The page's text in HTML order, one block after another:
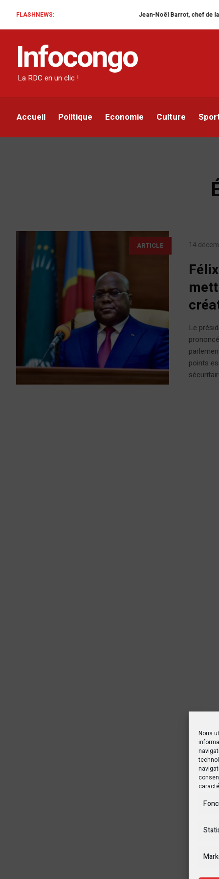
Nous
FLASHNEWS: Jean-Noël Barrot, chef de la
Infocongo
La RDC en un clic !
Accueil Politique Economie Culture
ARTICLE 14
Le
points